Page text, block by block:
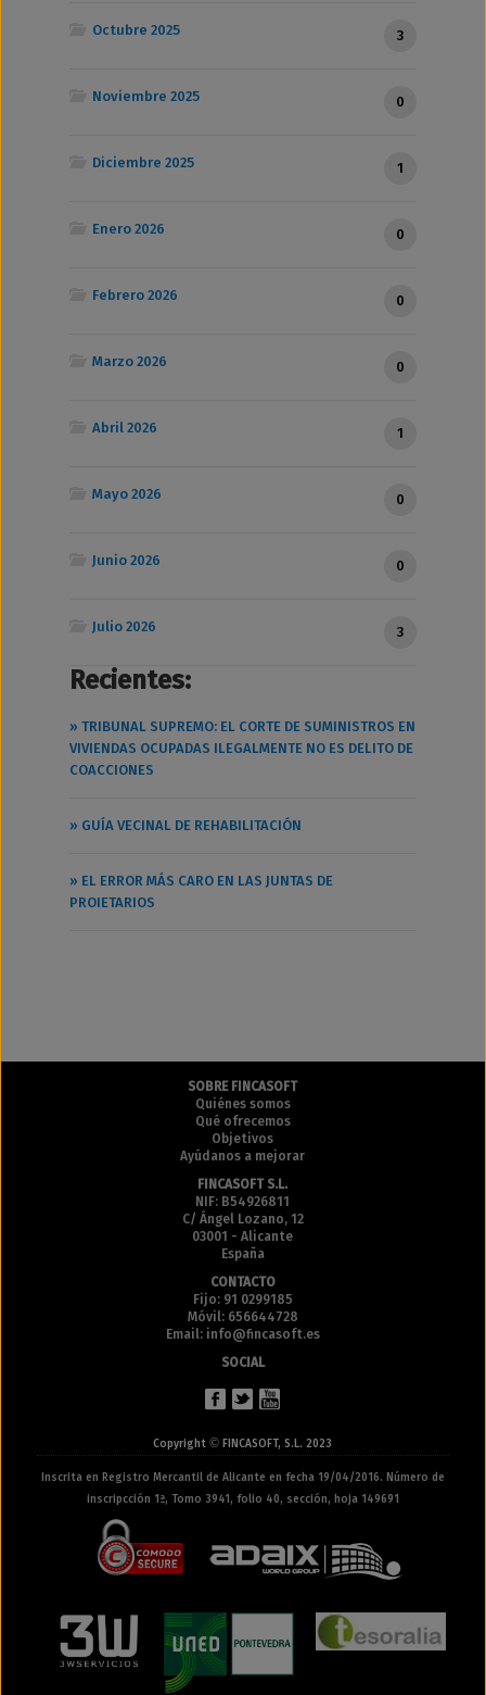
Octubre 2025 3
Noviembre 2025 0
Diciembre 2025 1
Enero 2026 0
Febrero 2026 0
Marzo 2026 0
Abril 2026 1
Mayo 2026 0
Junio 2026 0
Julio 2026 3
Recientes:
» TRIBUNAL SUPREMO: EL CORTE DE SUMINISTROS EN
VIVIENDAS OCUPADAS ILEGALMENTE NO ES DELITO DE
COACCIONES
» GUÍA VECINAL DE REHABILITACIÓN
» EL ERROR MÁS CARO EN LAS JUNTAS DE
PROIETARIOS
SOBRE FINCASOFT
Quiénes somos
Qué ofrecemos
Objetivos
Ayúdanos a mejorar
FINCASOFT S.L.
NIF: B54926811
C/ Ángel Lozano, 12
03001 - Alicante
España
CONTACTO
Fijo: 91 0299185
Móvil: 656644728
Email: info@fincasoft.es
SOCIAL
Copyright© FINCASOFT, S.L. 2023
Inscrita en Registro Mercantil de Alicante en fecha 19/04/2016. Número de
inscripcción 1ª, Tomo 3941, folio 40, sección, hoja 149691